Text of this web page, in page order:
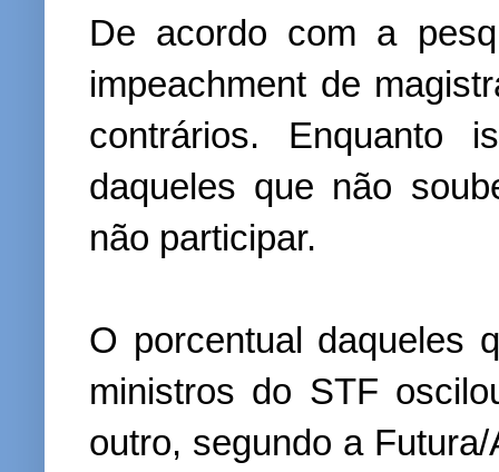
De acordo com a
impeachment de
contrários. Enquanto
daqueles que não
não participar.
O porcentual daqueles
ministros do STF
outro, segundo a